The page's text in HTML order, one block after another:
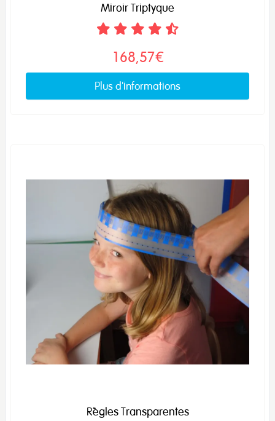
Miroir Triptyque
168,57€
Plus d'informations
Règles Transparentes